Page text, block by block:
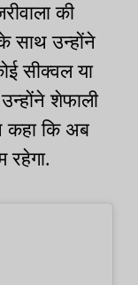
की
साथ उन्होंने
सीक्वल या
शेफाली
कहा कि अब
रहेगा.